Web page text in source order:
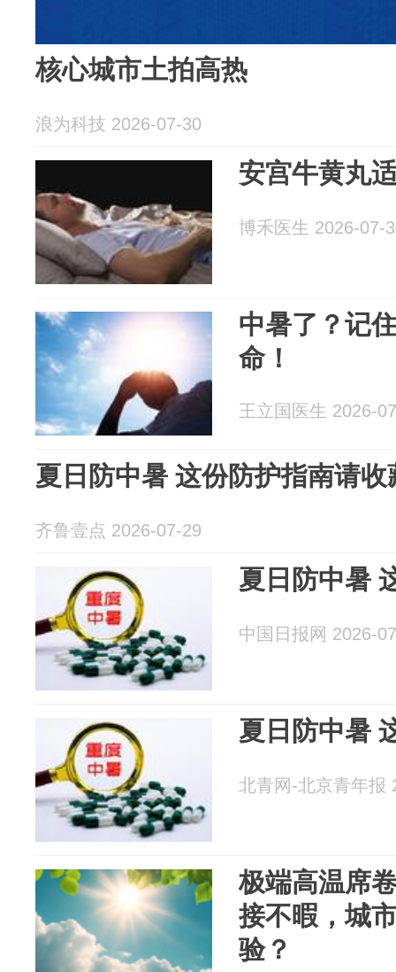
核心城市土拍高热
浪为科技 2026-07-30
安宫牛黄丸
博禾医生 2026-07-
中暑了？记
命！
王立国医生 2026-
夏日防中暑 这份防护指南请收
齐鲁壹点 2026-07-29
夏日防中暑
中国日报网 2026-
夏日防中暑
北青网-北京青年报
极端高温席
接不暇，城
验？